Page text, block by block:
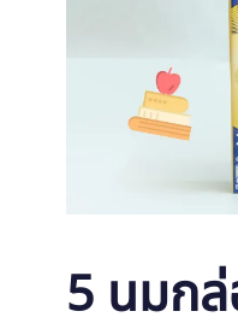
5 นมกล่